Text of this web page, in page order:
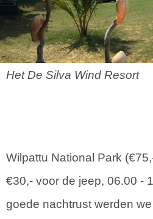
Het De Silva Wind Resort
Wilpattu National Park
€30,- voor de jeep, 06.00 -
goede nachtrust werden